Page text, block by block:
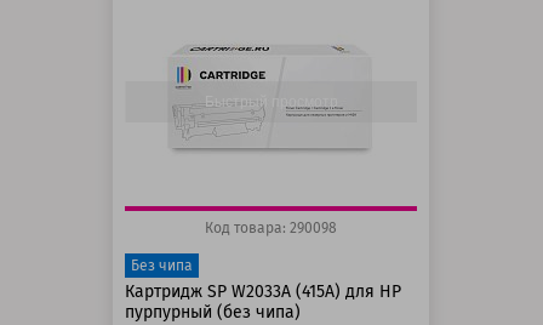
125 баллов
150 баллов
Быстрый просмотр
Код товара: 290098
Без чипа
Картридж SP W2033A (415A) для HP
пурпурный (без чипа)